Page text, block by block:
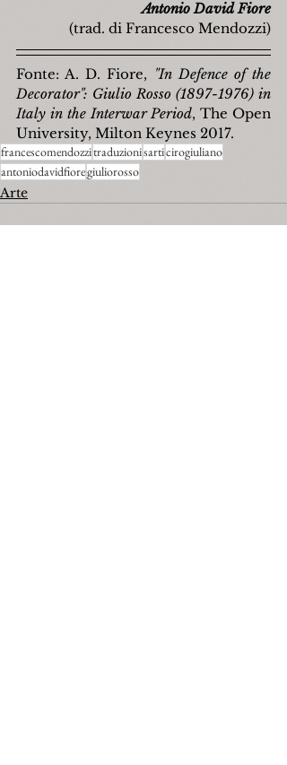
Antonio David Fiore
(trad. di Francesco Mendozzi)
Fonte: A. D. Fiore, "In Defence of the
Decorator": Giulio Rosso (1897-1976) in
Italy in the Interwar Period, The Open
University, Milton Keynes 2017.
francescomendozzitraduzionisarticirogiuliano
antoniodavidfioregiuliorosso
Arte